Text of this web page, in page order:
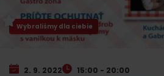
Wybraliśmy dla ciebie
2. 9. 2022
15:00 - 20:00